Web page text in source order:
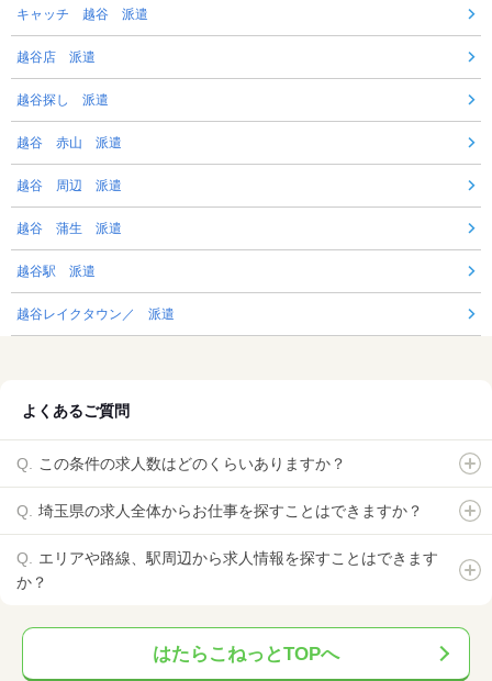
キャッチ 越谷 派遣
越谷店 派遣
越谷探し 派遣
越谷 赤山 派遣
越谷 周辺 派遣
越谷 蒲生 派遣
越谷駅 派遣
越谷レイクタウン／ 派遣
よくあるご質問
この条件の求人数はどのくらいありますか？
埼玉県の求人全体からお仕事を探すことはできますか？
エリアや路線、駅周辺から求人情報を探すことはできます
か？
はたらこねっとTOPへ